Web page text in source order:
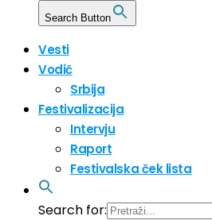
Search Button
Vesti
Vodič
Srbija
Festivalizacija
Intervju
Raport
Festivalska ček lista
Search for: